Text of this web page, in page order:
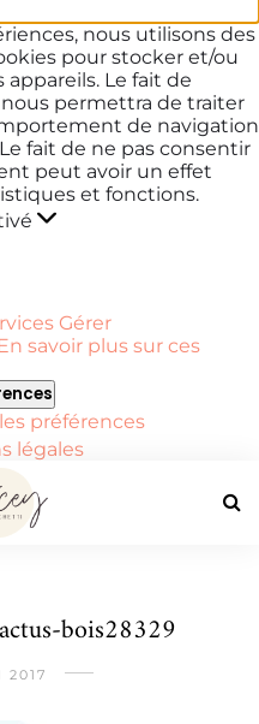
nous utilisons des
pour stocker et/ou
Le fait de
permettra de traiter
de navigation
fait de ne pas consentir
peut avoir un effet
et fonctions.
Gérer
savoir plus sur ces
préférences
légales
bois28329
2017